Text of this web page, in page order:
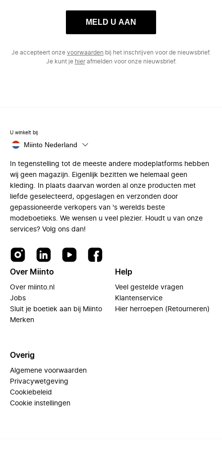
MELD U AAN
Je accepteert onze voorwaarden bij het inschrijven voor de nieuwsbrief.
Je kunt je hierafmelden voor onze nieuwsbrief.
U winkelt bij
Miinto Nederland
In tegenstelling tot de meeste andere modeplatforms hebben
wij geen magazijn. Eigenlijk bezitten we helemaal geen
kleding. In plaats daarvan worden al onze producten met
liefde geselecteerd, opgeslagen en verzonden door
gepassioneerde verkopers van 's werelds beste
modeboetieks. We wensen u veel plezier. Houdt u van onze
services? Volg ons dan!
Over Miinto
Over miinto.nl
Jobs
Sluit je boetiek aan bij Miinto
Merken
Help
Veel gestelde vragen
Klantenservice
Hier herroepen (Retourneren)
Overig
Algemene voorwaarden
Privacywetgeving
Cookiebeleid
Cookie instellingen